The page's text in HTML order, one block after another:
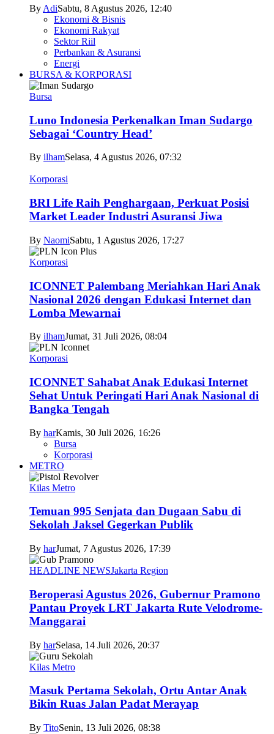
By AdiSabtu, 8 Agustus 2026, 12:40
Ekonomi & Bisnis
Ekonomi Rakyat
Sektor Riil
Perbankan & Asuransi
Energi
BURSA & KORPORASI
Bursa
Luno Indonesia Perkenalkan Iman Sudargo
Sebagai ‘Country Head’
By ilhamSelasa, 4 Agustus 2026, 07:32
Korporasi
BRI Life Raih Penghargaan, Perkuat Posisi
Market Leader Industri Asuransi Jiwa
By NaomiSabtu, 1 Agustus 2026, 17:27
Korporasi
ICONNET Palembang Meriahkan Hari Anak
Nasional 2026 dengan Edukasi Internet dan
Lomba Mewarnai
By ilhamJumat, 31 Juli 2026, 08:04
Korporasi
ICONNET Sahabat Anak Edukasi Internet
Sehat Untuk Peringati Hari Anak Nasional di
Bangka Tengah
By harKamis, 30 Juli 2026, 16:26
Bursa
Korporasi
METRO
Kilas Metro
Temuan 995 Senjata dan Dugaan Sabu di
Sekolah Jaksel Gegerkan Publik
By harJumat, 7 Agustus 2026, 17:39
HEADLINE NEWSJakarta Region
Beroperasi Agustus 2026, Gubernur Pramono
Pantau Proyek LRT Jakarta Rute Velodrome-
Manggarai
By harSelasa, 14 Juli 2026, 20:37
Kilas Metro
Masuk Pertama Sekolah, Ortu Antar Anak
Bikin Ruas Jalan Padat Merayap
By TitoSenin, 13 Juli 2026, 08:38